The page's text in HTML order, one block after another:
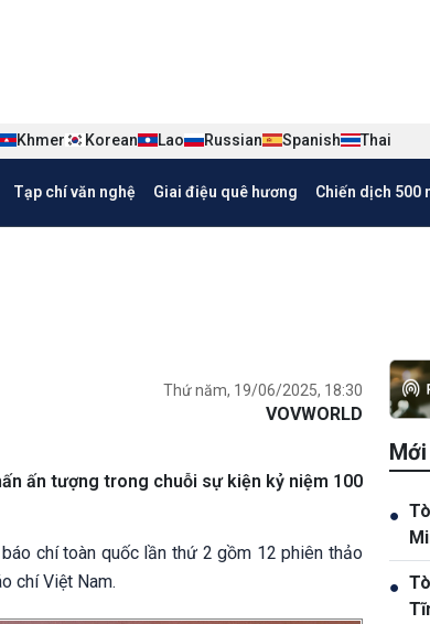
Khmer Korean Lao Russian Spanish Thai
Tạp chí văn nghệ Giai điệu quê hương Chiến dịch 500
Thứ năm, 19/06/2025, 18:30
VOVWORLD
ấn tượng trong chuỗi sự kiện kỷ niệm 100
chí toàn quốc lần thứ 2 gồm 12 phiên thảo
chí Việt Nam.
●
●